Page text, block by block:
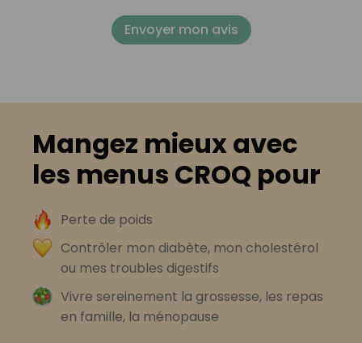
Envoyer mon avis
Mangez mieux avec
les menus CROQ pour
Perte de poids
Contrôler mon diabète, mon cholestérol
ou mes troubles digestifs
Vivre sereinement la grossesse, les repas
en famille, la ménopause